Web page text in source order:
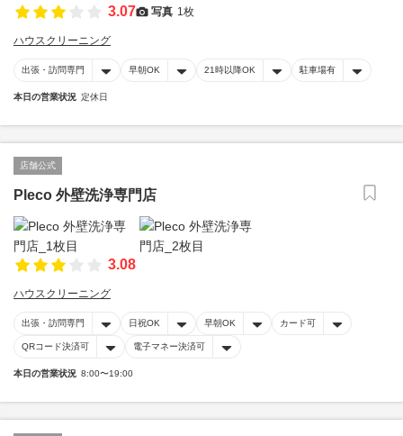
3.07 写真 1枚
ハウスクリーニング
出張・訪問専門 早朝OK 21時以降OK 駐車場有
本日の営業状況 定休日
店舗公式
Pleco 外壁洗浄専門店
3.08
ハウスクリーニング
出張・訪問専門 日祝OK 早朝OK カード可
QRコード決済可 電子マネー決済可
本日の営業状況 8:00〜19:00